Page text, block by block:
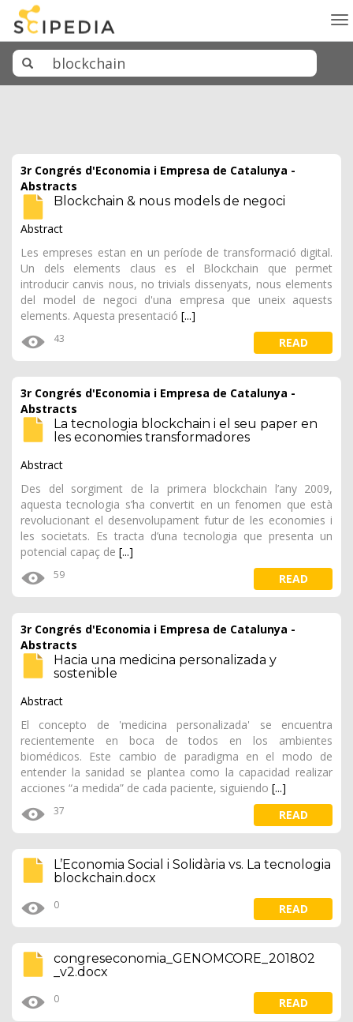
3r Congrés d'Economia i Empresa de Catalunya -
Abstracts
Blockchain & nous models de negoci
Abstract
Les empreses estan en un període de transformació digital.
Un dels elements claus es el Blockchain que permet
introducir canvis nous, no trivials dissenyats, nous elements
del model de negoci d'una empresa que uneix aquests
elements. Aquesta presentació [...]
43 READ
3r Congrés d'Economia i Empresa de Catalunya -
Abstracts
La tecnologia blockchain i el seu paper en
les economies transformadores
Abstract
Des del sorgiment de la primera blockchain l’any 2009,
aquesta tecnologia s’ha convertit en un fenomen que està
revolucionant el desenvolupament futur de les economies i
les societats. Es tracta d’una tecnologia que presenta un
potencial capaç de [...]
59 READ
3r Congrés d'Economia i Empresa de Catalunya -
Abstracts
Hacia una medicina personalizada y
sostenible
Abstract
El concepto de 'medicina personalizada' se encuentra
recientemente en boca de todos en los ambientes
biomédicos. Este cambio de paradigma en el modo de
entender la sanidad se plantea como la capacidad realizar
acciones “a medida” de cada paciente, siguiendo [...]
37 READ
L’Economia Social i Solidària vs. La tecnologia
blockchain.docx
0 READ
congreseconomia_GENOMCORE_201802
_v2.docx
0 READ